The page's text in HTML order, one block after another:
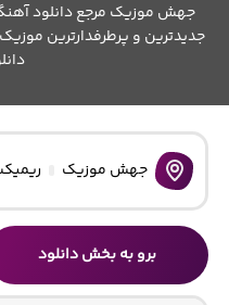
جهش موزیک مرجع دانلود آهنگ
جدیدترین و پرطرفدارترین
جهش موزیک
برو به بخش دانلود